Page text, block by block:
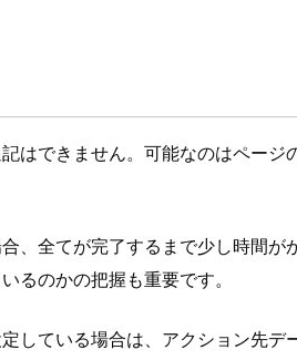
はできません。可能なのはペー
、全てが完了するまで少し時間
るのかの把握も重要です。
している場合は、アクション先